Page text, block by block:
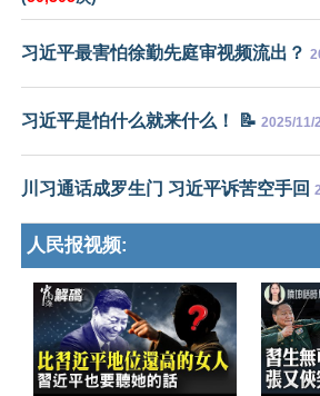
习近平最害怕徐勤先庭审视频流出？
习近平是怕什么就来什么！ 📝 2025/11/
川习通话成罗生门 习近平诉苦空手回
人民报视频: